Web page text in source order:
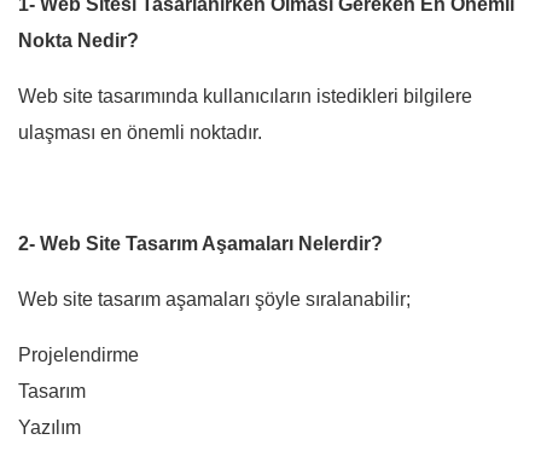
Nokta Nedir?
Web site tasarımında kullanıcıların istedikleri bilgilere
ulaşması en önemli noktadır.
2- Web Site Tasarım Aşamaları Nelerdir?
Web site tasarım aşamaları şöyle sıralanabilir;
Projelendirme
Tasarım
Yazılım